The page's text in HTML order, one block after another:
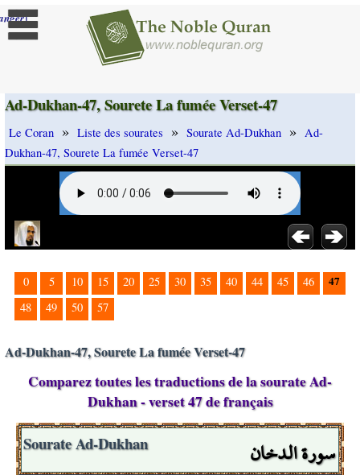
]
Ad-Dukhan-47, Sourete La fumée Verset-47
Le Coran » Liste des sourates » Sourate Ad-Dukhan » Ad-
Dukhan-47, Sourete La fumée Verset-47
0 5 10 15 20 25 30 35 40 44 45 46 47
48 49 50 57
Ad-Dukhan-47, Sourete La fumée Verset-47
Comparez toutes les traductions de la sourate Ad-
Dukhan - verset 47 de français
سورة الدخان Sourate Ad-Dukhan